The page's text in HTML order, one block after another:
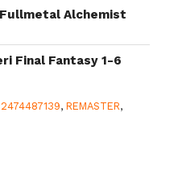
Fullmetal Alchemist
Final Fantasy 1-6
,REMASTER,